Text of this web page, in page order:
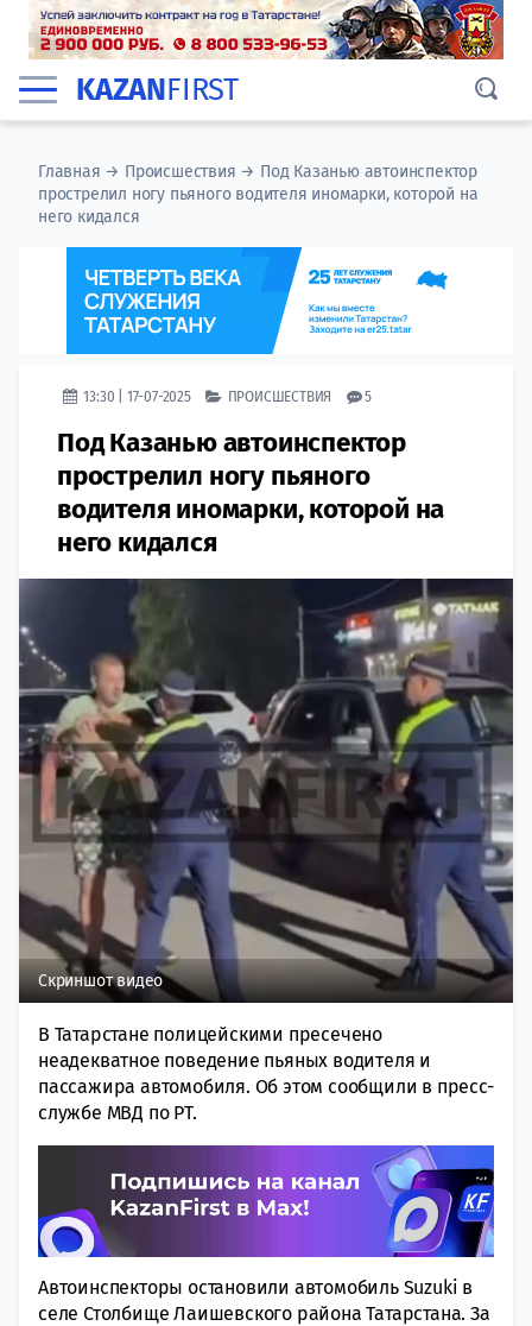
KAZANFIRST
Главная → Происшествия → Под Казанью автоинспектор
прострелил ногу пьяного водителя иномарки, которой на
него кидался
13:30 | 17-07-2025 ПРОИСШЕСТВИЯ 5
Под Казанью автоинспектор
прострелил ногу пьяного
водителя иномарки, которой на
него кидался
Скриншот видео
В Татарстане полицейскими пресечено
неадекватное поведение пьяных водителя и
пассажира автомобиля. Об этом сообщили в пресс-
службе МВД по РТ.
Автоинспекторы остановили автомобиль Suzuki в
селе Столбище Лаишевского района Татарстана. За